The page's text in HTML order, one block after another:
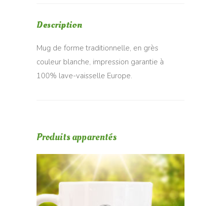
Description
Mug de forme traditionnelle, en grès
couleur blanche, impression garantie à
100% lave-vaisselle Europe.
Produits apparentés